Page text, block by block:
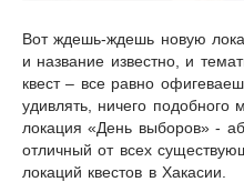
Вот ждешь-ждешь новую
и название известно, и
квест – все равно
удивлять, ничего
локация «День выборов» -
отличный от всех
локаций квестов в Хакасии.